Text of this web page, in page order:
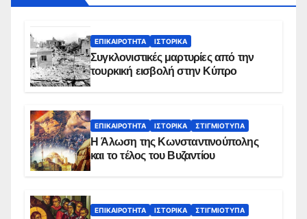
ΕΠΙΚΑΙΡΌΤΗΤΑ ΙΣΤΟΡΙΚΆ
Συγκλονιστικές μαρτυρίες από την
τουρκική εισβολή στην Κύπρο
ΕΠΙΚΑΙΡΌΤΗΤΑ ΙΣΤΟΡΙΚΆ ΣΤΙΓΜΙΌΤΥΠΑ
Η Άλωση της Κωνσταντινούπολης
και το τέλος του Βυζαντίου
ΕΠΙΚΑΙΡΌΤΗΤΑ ΙΣΤΟΡΙΚΆ ΣΤΙΓΜΙΌΤΥΠΑ